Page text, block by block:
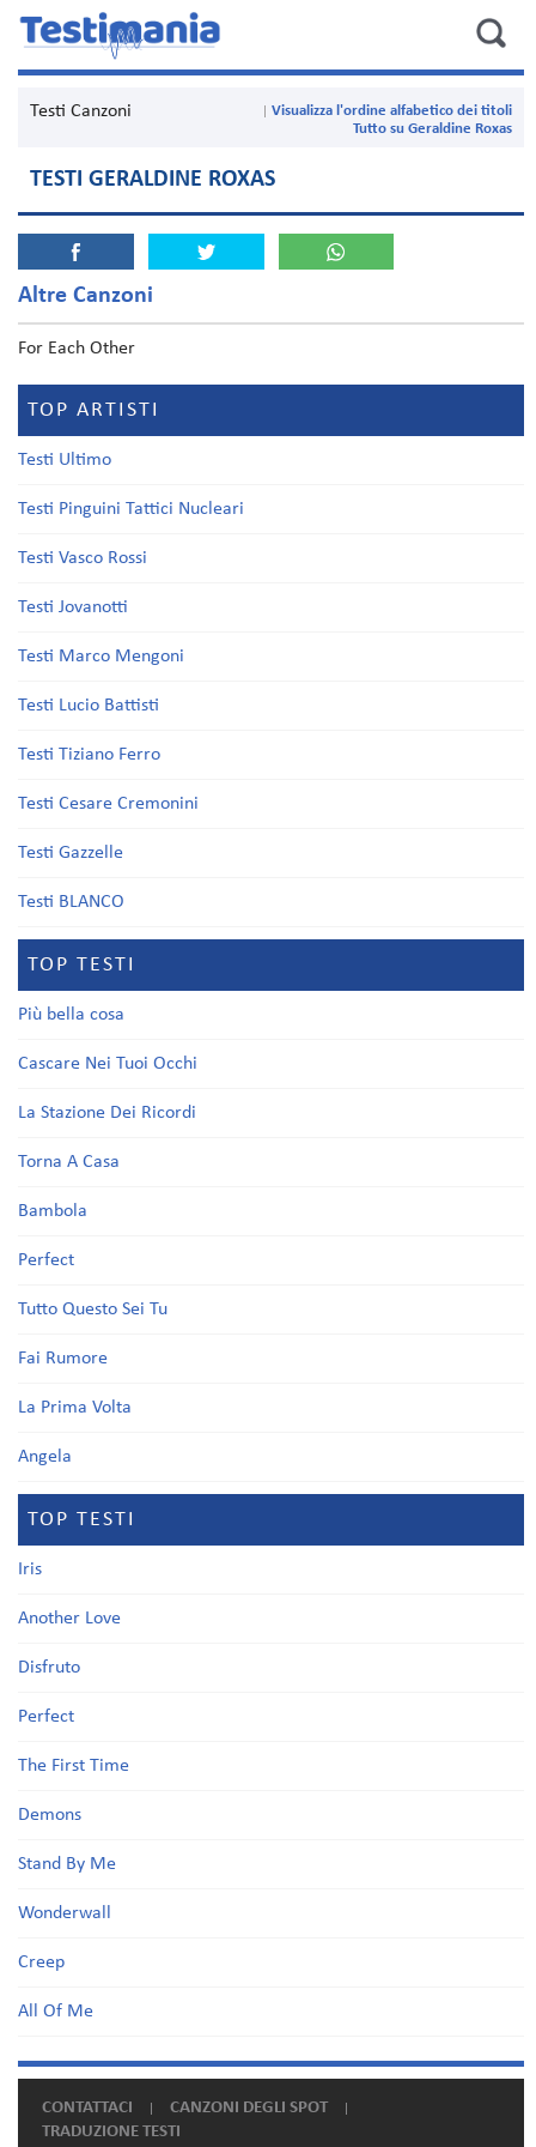
Testi Canzoni
Visualizza l'ordine alfabetico dei titoli
Tutto su Geraldine Roxas
TESTI GERALDINE ROXAS
Altre Canzoni
For Each Other
TOP ARTISTI
Testi Ultimo
Testi Pinguini Tattici Nucleari
Testi Vasco Rossi
Testi Jovanotti
Testi Marco Mengoni
Testi Lucio Battisti
Testi Tiziano Ferro
Testi Cesare Cremonini
Testi Gazzelle
Testi BLANCO
TOP TESTI
Più bella cosa
Cascare Nei Tuoi Occhi
La Stazione Dei Ricordi
Torna A Casa
Bambola
Perfect
Tutto Questo Sei Tu
Fai Rumore
La Prima Volta
Angela
TOP TESTI
Iris
Another Love
Disfruto
Perfect
The First Time
Demons
Stand By Me
Wonderwall
Creep
All Of Me
CONTATTACI
CANZONI DEGLI SPOT
TRADUZIONE TESTI